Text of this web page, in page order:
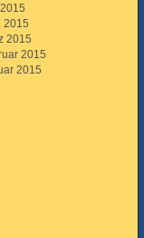
2015
2015
2015
2015